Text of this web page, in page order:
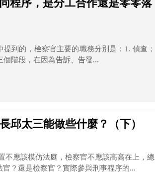
程序，是分工合作還是零零落
到的，檢察官主要的職務分別是：1. 偵查；
階段，在因為告訴、告發...
邱太三能做些什麼？（下）
不應該模仿法庭，檢察官不應該高高在上，總
？還是檢察官？實際參與刑事程序的...